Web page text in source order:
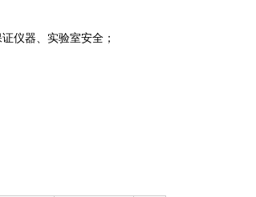
、实验室安全；